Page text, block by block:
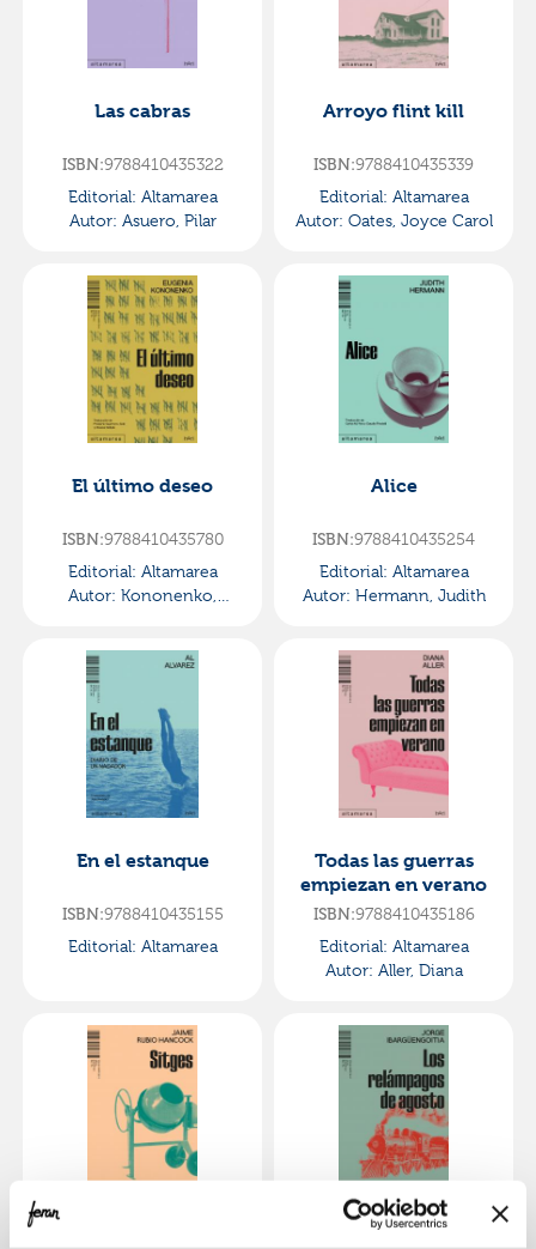
Las cabras
ISBN:9788410435322
Editorial: Altamarea
Autor: Asuero, Pilar
Arroyo flint kill
ISBN:9788410435339
Editorial: Altamarea
Autor: Oates, Joyce Carol
El último deseo
ISBN:9788410435780
Editorial: Altamarea
Autor: Kononenko,
Alice
ISBN:9788410435254
Editorial: Altamarea
Autor: Hermann, Judith
En el estanque
ISBN:9788410435155
Editorial: Altamarea
Todas las guerras
empiezan en verano
ISBN:9788410435186
Editorial: Altamarea
Autor: Aller, Diana
Los relámpagos de